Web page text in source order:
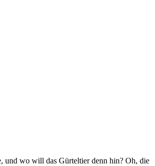
und wo will das Gürteltier denn hin? Oh, die